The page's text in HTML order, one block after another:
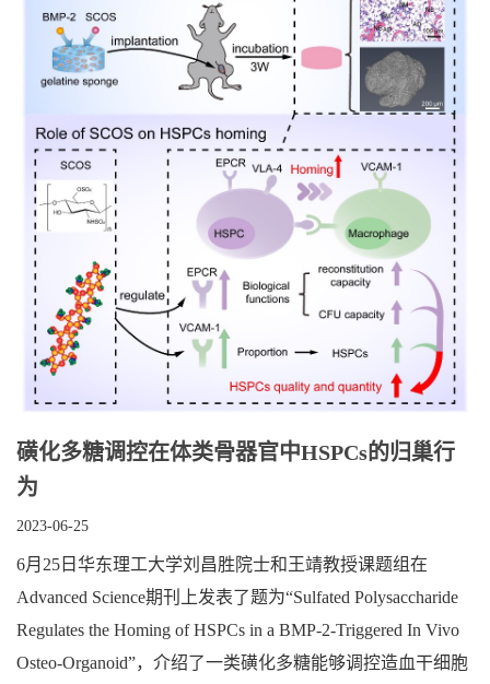
磺化多糖调控在体类骨器官中HSPCs的归巢行
为
2023-06-25
6月25日华东理工大学刘昌胜院士和王靖教授课题组在
Advanced Science期刊上发表了题为“Sulfated Polysaccharide
Regulates the Homing of HSPCs in a BMP-2-Triggered In Vivo
Osteo-Organoid”，介绍了一类磺化多糖能够调控造血干细胞